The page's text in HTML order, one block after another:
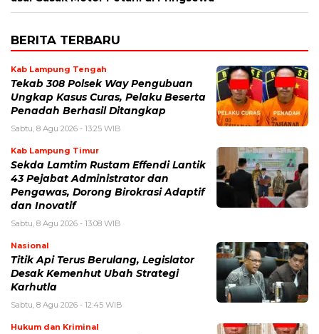
BERITA TERBARU
Kab Lampung Tengah
Tekab 308 Polsek Way Pengubuan
Ungkap Kasus Curas, Pelaku Beserta
Penadah Berhasil Ditangkap
Sabtu, 8 Agu 2026 - 13:25 WIB
Kab Lampung Timur
Sekda Lamtim Rustam Effendi Lantik
43 Pejabat Administrator dan
Pengawas, Dorong Birokrasi Adaptif
dan Inovatif
Sabtu, 8 Agu 2026 - 13:08 WIB
Nasional
Titik Api Terus Berulang, Legislator
Desak Kemenhut Ubah Strategi
Karhutla
Sabtu, 8 Agu 2026 - 12:45 WIB
Hukum dan Kriminal